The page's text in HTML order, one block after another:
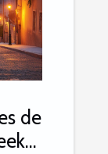
de